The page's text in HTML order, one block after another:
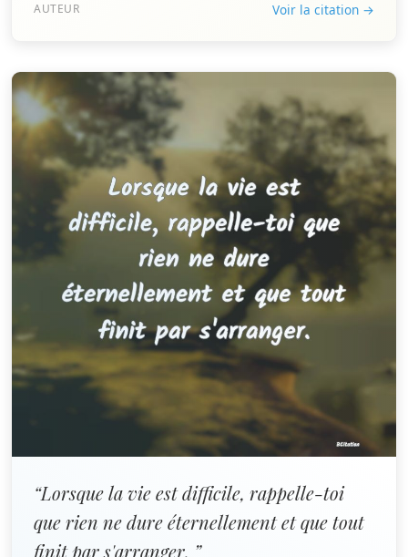
AUTEUR Voir la citation →
“Lorsque la vie est difficile, rappelle-toi
que rien ne dure éternellement et que tout
finit par s'arranger. ”